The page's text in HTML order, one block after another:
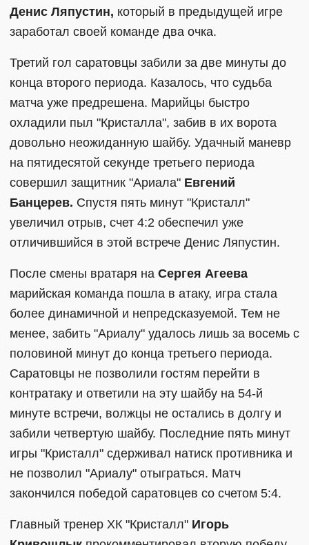
Денис Ляпустин, который в предыдущей игре
заработал своей команде два очка.
Третий гол саратовцы забили за две минуты до
конца второго периода. Казалось, что судьба
матча уже предрешена. Марийцы быстро
охладили пыл "Кристалла", забив в их ворота
довольно неожиданную шайбу. Удачный маневр
на пятидесятой секунде третьего периода
совершил защитник "Ариала" Евгений
Банцерев. Спустя пять минут "Кристалл"
увеличил отрыв, счет 4:2 обеспечил уже
отличившийся в этой встрече Денис Ляпустин.
После смены вратаря на Сергея Агеева
марийская команда пошла в атаку, игра стала
более динамичной и непредсказуемой. Тем не
менее, забить "Ариалу" удалось лишь за восемь с
половиной минут до конца третьего периода.
Саратовцы не позволили гостям перейти в
контратаку и ответили на эту шайбу на 54-й
минуте встречи, волжцы не остались в долгу и
забили четвертую шайбу. Последние пять минут
игры "Кристалл" сдерживал натиск противника и
не позволил "Ариалу" отыграться. Матч
закончился победой саратовцев со счетом 5:4.
Главный тренер ХК "Кристалл" Игорь